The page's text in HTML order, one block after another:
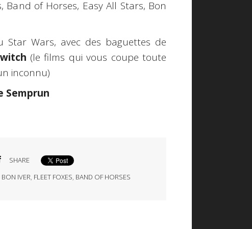
Band of Horses, Easy All Stars, Bon
Star Wars, avec des baguettes de
(le films qui vous coupe toute
inconnu)
Semprun
SHARE
BON IVER, FLEET FOXES, BAND OF HORSES